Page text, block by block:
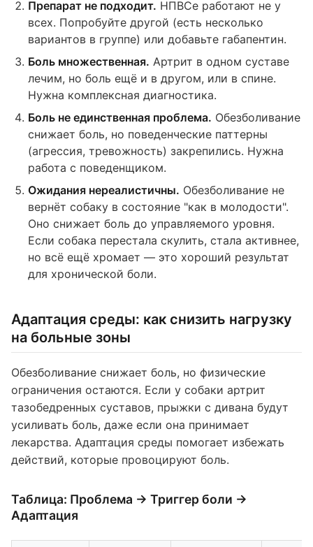
Препарат не подходит. НПВСе работают не у
всех. Попробуйте другой (есть несколько
вариантов в группе) или добавьте габапентин.
Боль множественная. Артрит в одном суставе
лечим, но боль ещё и в другом, или в спине.
Нужна комплексная диагностика.
Боль не единственная проблема. Обезболивание
снижает боль, но поведенческие паттерны
(агрессия, тревожность) закрепились. Нужна
работа с поведенщиком.
Ожидания нереалистичны. Обезболивание не
вернёт собаку в состояние "как в молодости".
Оно снижает боль до управляемого уровня.
Если собака перестала скулить, стала активнее,
но всё ещё хромает — это хороший результат
для хронической боли.
Адаптация среды: как снизить нагрузку
на больные зоны
Обезболивание снижает боль, но физические
ограничения остаются. Если у собаки артрит
тазобедренных суставов, прыжки с дивана будут
усиливать боль, даже если она принимает
лекарства. Адаптация среды помогает избежать
действий, которые провоцируют боль.
Таблица: Проблема → Триггер боли →
Адаптация